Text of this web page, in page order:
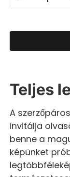
Teljes
A
invitálja
benne a
képünket